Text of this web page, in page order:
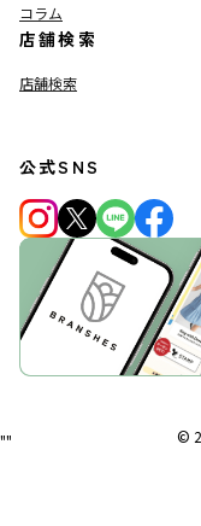
コラム
店舗検索
店舗検索
公式SNS
©
""